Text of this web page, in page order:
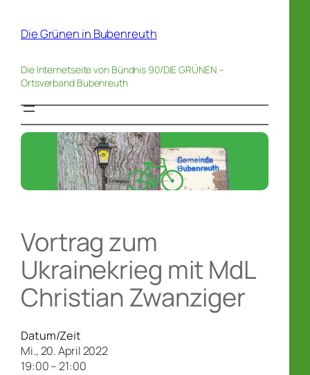
springenDie Grünen in Bubenreuth
Die Internetseite von Bündnis 90/DIE GRÜNEN –
Ortsverband Bubenreuth
Vortrag zum
Ukrainekrieg mit MdL
Christian Zwanziger
Datum/Zeit
Mi., 20. April 2022
19:00 – 21:00